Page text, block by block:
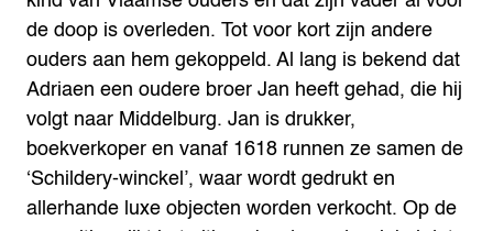
de doop is overleden. Tot voor kort zijn andere
ouders aan hem gekoppeld. Al lang is bekend dat
Adriaen een oudere broer Jan heeft gehad, die hij
volgt naar Middelburg. Jan is drukker,
boekverkoper en vanaf 1618 runnen ze samen de
‘Schildery-winckel’, waar wordt gedrukt en
allerhande luxe objecten worden verkocht. Op de